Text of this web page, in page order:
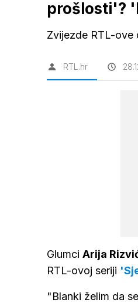
prošlosti'?
Zvijezde RTL-ove
RTL.hr
Glumci Arija
RTL-ovoj seriji
"Blanki želim da